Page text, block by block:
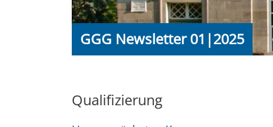
GGG Newsletter 01|2025
Qualifizierung